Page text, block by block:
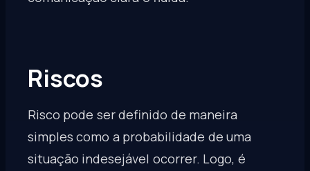
Riscos
Risco pode ser definido de maneira
simples como a probabilidade de uma
situação indesejável ocorrer. Logo, é